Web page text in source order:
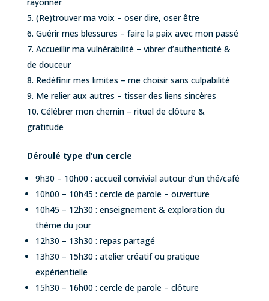
(Re)trouver ma voix – oser dire, oser être
Guérir mes blessures – faire la paix avec mon passé
Accueillir ma vulnérabilité – vibrer d’authenticité &
de douceur
Redéfinir mes limites – me choisir sans culpabilité
Me relier aux autres – tisser des liens sincères
Célébrer mon chemin – rituel de clôture &
gratitude
Déroulé type d’un cercle
9h30 – 10h00 : accueil convivial autour d’un thé/café
10h00 – 10h45 : cercle de parole – ouverture
10h45 – 12h30 : enseignement & exploration du
thème du jour
12h30 – 13h30 : repas partagé
13h30 – 15h30 : atelier créatif ou pratique
expérientielle
15h30 – 16h00 : cercle de parole – clôture